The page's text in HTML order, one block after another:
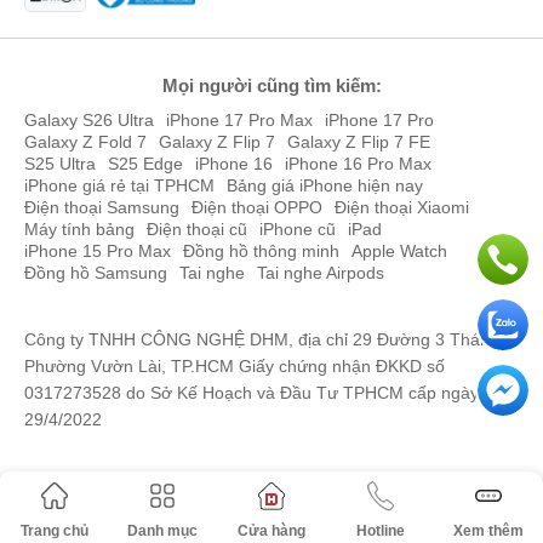
Trang chủ Danh mục Cửa hàng Hotline Xem thêm
2 màu vàng và đen sang trọng của iPhone 12 Pro
Mua iPhone 14 Pro giá rẻ tại Đức Huy Mobile
VN/A với giá cam kết rẻ trên thị trường, cùng ưu đãi mua trả
góp iPhone 14 Pro 0%, thu cũ đổi mới lên đời không bù tiền.
Ngoài phiên bản VN/A Mới 100% Nguyên Seal Chưa Active,
được bảo hành 12 tháng Chính Hãng Apple Việt Nam toàn quốc,
Đức Huy còn sẵn hàng trôi bảo hành, bản quốc tế đủ máy like new,
máy mới với giá cực hời.
Mọi người cũng tìm kiếm:
Galaxy S26 Ultra iPhone 17 Pro Max
iPhone 17 Pro
Galaxy Z Fold 7
Galaxy Z Flip 7
Galaxy Z Flip 7 FE
S25 Ultra
S25 Edge iPhone 16
iPhone 16 Pro Max
iPhone giá rẻ tại TPHCM
Bảng giá iPhone hiện nay
Điện thoại Samsung
Điện thoại OPPO
Điện thoại Xiaomi
Máy tính bảng
Điện thoại cũ iPhone cũ
iPad
iPhone 15 Pro Max
Đồng hồ thông minh
Apple Watch
Đồng hồ Samsung
Tai nghe Tai nghe Airpods
Công ty TNHH CÔNG NGHỆ DHM, địa chỉ 29 Đường 3 Tháng 2,
Phường Vườn Lài, TP.HCM Giấy chứng nhận ĐKKD số
0317273528 do Sở Kế Hoạch và Đầu Tư TPHCM cấp ngày
29/4/2022